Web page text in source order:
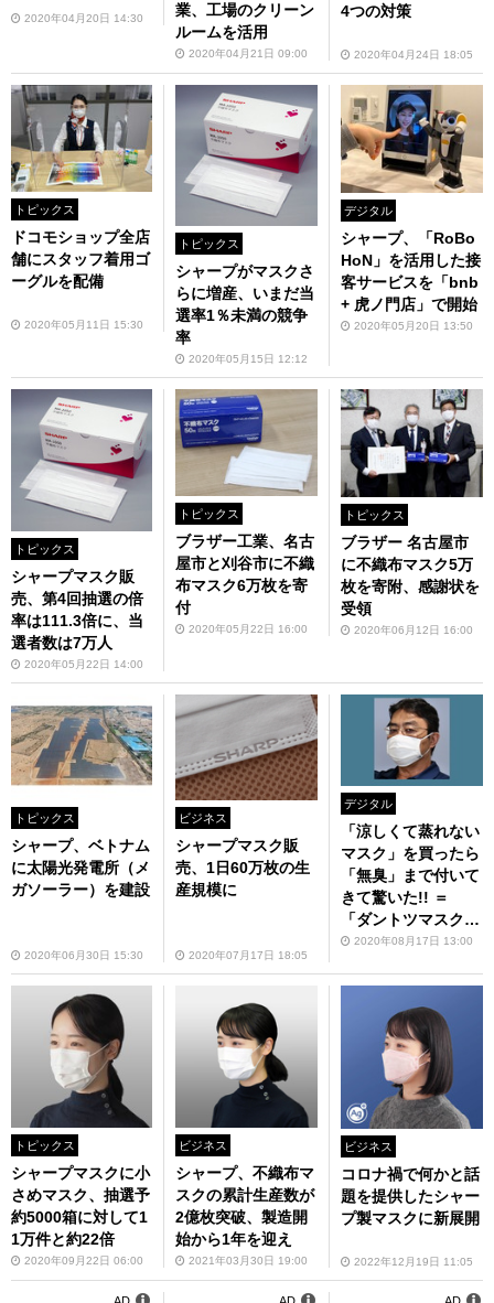
2020年04月20日 14:30
業、工場のクリーン
ルームを活用
2020年04月21日 09:00
4つの対策
2020年04月24日 18:05
トピックス
ドコモショップ全店
舗にスタッフ着用ゴ
ーグルを配備
2020年05月11日 15:30
トピックス
シャープがマスクさ
らに増産、いまだ当
選率1％未満の競争
率
2020年05月15日 12:12
デジタル
シャープ、「RoBo
HoN」を活用した接
客サービスを「bnb
+ 虎ノ門店」で開始
2020年05月20日 13:50
トピックス
シャープマスク販
売、第4回抽選の倍
率は111.3倍に、当
選者数は7万人
2020年05月22日 14:00
トピックス
ブラザー工業、名古
屋市と刈谷市に不織
布マスク6万枚を寄
付
2020年05月22日 16:00
トピックス
ブラザー 名古屋市
に不織布マスク5万
枚を寄附、感謝状を
受領
2020年06月12日 16:00
トピックス
シャープ、ベトナム
に太陽光発電所（メ
ガソーラー）を建設
2020年06月30日 15:30
ビジネス
シャープマスク販
売、1日60万枚の生
産規模に
2020年07月17日 18:05
デジタル
「涼しくて蒸れない
マスク」を買ったら
「無臭」まで付いて
きて驚いた!! ＝
「ダントツマスクー
ル」2020年08月17日 13:00
トピックス
シャープマスクに小
さめマスク、抽選予
約5000箱に対して1
1万件と約22倍
2020年09月22日 06:00
ビジネス
シャープ、不織布マ
スクの累計生産数が
2億枚突破、製造開
始から1年を迎え
2021年03月30日 19:00
ビジネス
コロナ禍で何かと話
題を提供したシャー
プ製マスクに新展開
2022年12月19日 11:05